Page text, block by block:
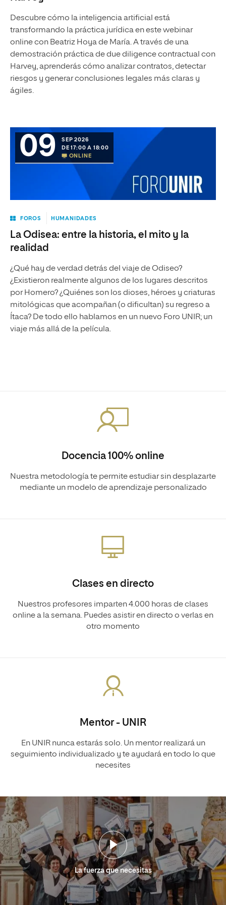
Descubre cómo la inteligencia artificial está
transformando la práctica jurídica en este webinar
online con Beatriz Hoya de María. A través de una
demostración práctica de due diligence contractual con
Harvey, aprenderás cómo analizar contratos, detectar
riesgos y generar conclusiones legales más claras y
ágiles.
09
SEP 2026
DE 17:00 A 18:00
ONLINE
FOROS HUMANIDADES
La Odisea: entre la historia, el mito y la
realidad
¿Qué hay de verdad detrás del viaje de Odiseo?
¿Existieron realmente algunos de los lugares descritos
por Homero? ¿Quiénes son los dioses, héroes y criaturas
mitológicas que acompañan (o dificultan) su regreso a
Ítaca? De todo ello hablamos en un nuevo Foro UNIR; un
viaje más allá de la película.
Docencia 100% online
Nuestra metodología te permite estudiar sin desplazarte
mediante un modelo de aprendizaje personalizado
Clases en directo
Nuestros profesores imparten 4.000 horas de clases
online a la semana. Puedes asistir en directo o verlas en
otro momento
Mentor - UNIR
En UNIR nunca estarás solo. Un mentor realizará un
seguimiento individualizado y te ayudará en todo lo que
necesites
La fuerza que necesitas